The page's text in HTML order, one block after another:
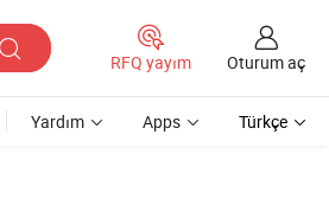
RFQ yayım Oturum aç
Yardım Apps Türkçe